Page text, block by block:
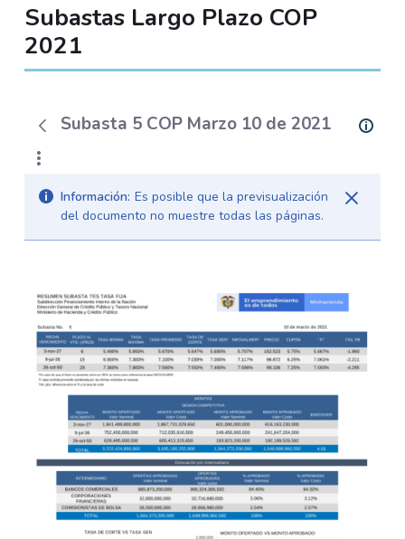
Subastas Largo Plazo COP
2021
Subasta 5 COP Marzo 10 de 2021
Información: Es posible que la previsualización
del documento no muestre todas las páginas.